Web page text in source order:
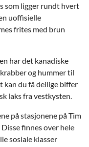
som ligger rundt hvert
uoffisielle
frites med brun
har det kanadiske
og hummer til
kan du få deilige biffer
laks fra vestkysten.
på stasjonene på Tim
finnes over hele
sosiale klasser